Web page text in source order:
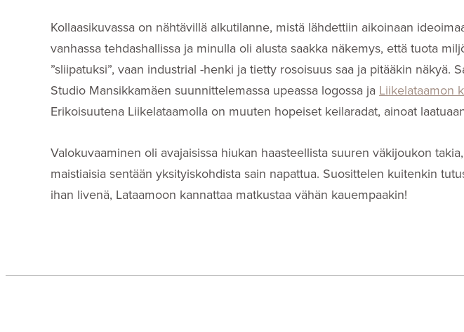
Kollaasikuvassa on nähtävillä alkutilanne, mistä lähdettiin aikoinaan
vanhassa tehdashallissa ja minulla oli alusta saakka näkemys, että tuota
”sliipatuksi”, vaan industrial -henki ja tietty rosoisuus saa ja pitääkin näkyä.
Studio Mansikkamäen suunnittelemassa upeassa logossa ja Liikelataamon
Erikoisuutena Liikelataamolla on muuten hopeiset keilaradat, ainoat
Valokuvaaminen oli avajaisissa hiukan haasteellista suuren väkijoukon
maistiaisia sentään yksityiskohdista sain napattua. Suosittelen kuitenkin
ihan livenä, Lataamoon kannattaa matkustaa vähän kauempaakin!